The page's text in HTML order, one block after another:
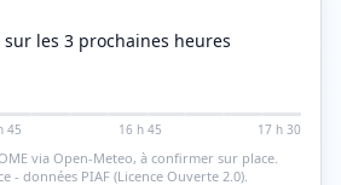
les 3 prochaines heures
45 16 h 45 17 h 30
via Open-Meteo, à confirmer sur place.
- données PIAF (Licence Ouverte 2.0).